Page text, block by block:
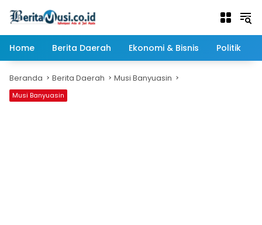
Home
Berita Daerah Ekonomi & Bisnis Politik
Beranda Berita Daerah Musi Banyuasin
Musi Banyuasin